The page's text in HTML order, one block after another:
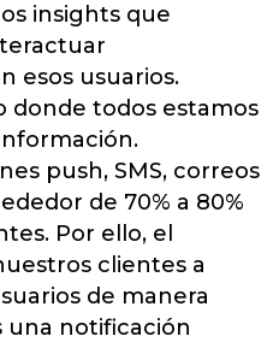
insights que
esos usuarios.
donde todos estamos
push, SMS, correos
de 70% a 80%
Por ello, el
clientes a
de manera
una notificación